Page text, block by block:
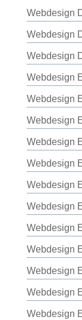
Webdesign
Webdesign
Webdesign
Webdesign
Webdesign
Webdesign
Webdesign
Webdesign
Webdesign
Webdesign
Webdesign
Webdesign
Webdesign
Webdesign
Webdesign